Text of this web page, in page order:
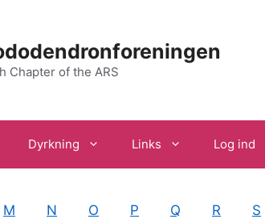
Chapter of the ARS
Dyrkning Links Log ind
M N O P Q R S